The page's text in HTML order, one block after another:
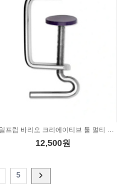
12,500원
5